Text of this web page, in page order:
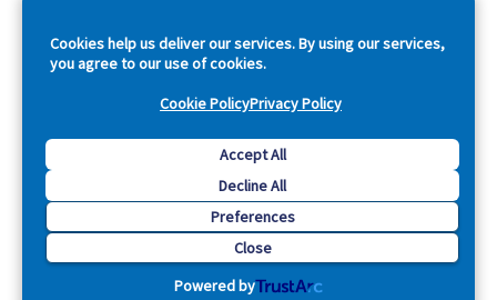
Cookies help us deliver our services. By using our services,
you agree to our use of cookies.
Cookie PolicyPrivacy Policy
Accept All
Decline All
Preferences
Close
Powered by
Copyright © 2026 Acquia, Inc. All Rights Reserved.
Drupal is a registered trademark of Dries Buytaert.